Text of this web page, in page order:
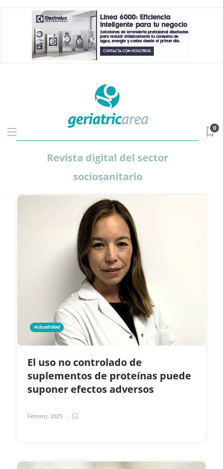
Revista digital del sector
sociosanitario
0
Actualidad
El uso no controlado de
suplementos de proteínas puede
suponer efectos adversos
Febrero, 2025